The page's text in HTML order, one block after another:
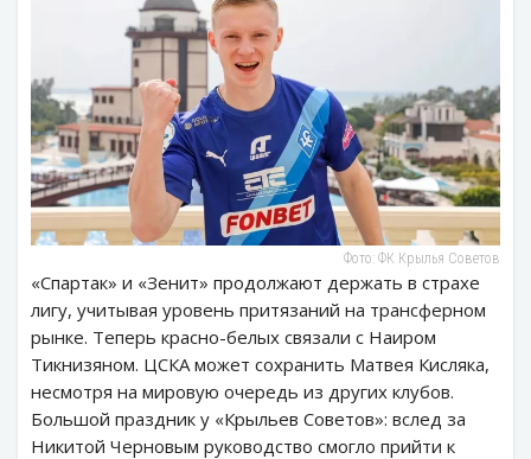
Фото: ФК Крылья Советов
«Спартак» и «Зенит» продолжают держать в страхе
лигу, учитывая уровень притязаний на трансферном
рынке. Теперь красно-белых связали с Наиром
Тикнизяном. ЦСКА может сохранить Матвея Кисляка,
несмотря на мировую очередь из других клубов.
Большой праздник у «Крыльев Советов»: вслед за
Никитой Черновым руководство смогло прийти к